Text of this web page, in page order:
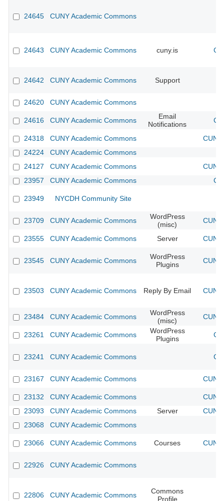
24645 CUNY Academic Commons
24643 CUNY Academic Commons cuny.is
24642 CUNY Academic Commons Support
24620 CUNY Academic Commons
24616 CUNY Academic Commons
Email
Notifications
24318 CUNY Academic Commons
24224
CUNY Academic Commons
24127
CUNY Academic Commons
23957
CUNY Academic Commons
23949 NYCDH Community Site
23709 CUNY Academic Commons
WordPress
(misc)
23555 CUNY Academic Commons Server
23545 CUNY Academic Commons
WordPress
Plugins
23503 CUNY Academic Commons Reply By Email
23484 CUNY Academic Commons
WordPress
(misc)
23261 CUNY Academic Commons
WordPress
Plugins
23241 CUNY Academic Commons
23167 CUNY Academic Commons
23132 CUNY Academic Commons
23093
CUNY Academic Commons Server
23068
CUNY Academic Commons
23066 CUNY Academic Commons Courses
22926 CUNY Academic Commons
22806 CUNY Academic Commons
Commons
Profile